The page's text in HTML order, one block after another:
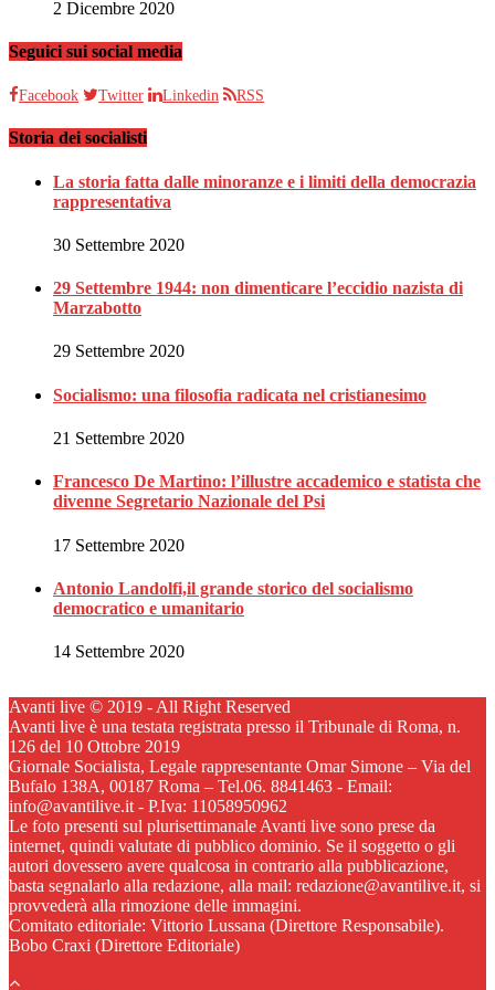
2 Dicembre 2020
Seguici sui social media
Facebook Twitter Linkedin RSS
Storia dei socialisti
La storia fatta dalle minoranze e i limiti della democrazia
rappresentativa
30 Settembre 2020
29 Settembre 1944: non dimenticare l’eccidio nazista di
Marzabotto
29 Settembre 2020
Socialismo: una filosofia radicata nel cristianesimo
21 Settembre 2020
Francesco De Martino: l’illustre accademico e statista che
divenne Segretario Nazionale del Psi
17 Settembre 2020
Antonio Landolfi,il grande storico del socialismo
democratico e umanitario
14 Settembre 2020
Avanti live © 2019 - All Right Reserved
Avanti live è una testata registrata presso il Tribunale di Roma, n.
126 del 10 Ottobre 2019
Giornale Socialista, Legale rappresentante Omar Simone – Via del
Bufalo 138A, 00187 Roma – Tel.06. 8841463 - Email:
info@avantilive.it - P.Iva: 11058950962
Le foto presenti sul plurisettimanale Avanti live sono prese da
internet, quindi valutate di pubblico dominio. Se il soggetto o gli
autori dovessero avere qualcosa in contrario alla pubblicazione,
basta segnalarlo alla redazione, alla mail: redazione@avantilive.it, si
provvederà alla rimozione delle immagini.
Comitato editoriale: Vittorio Lussana (Direttore Responsabile).
Bobo Craxi (Direttore Editoriale)